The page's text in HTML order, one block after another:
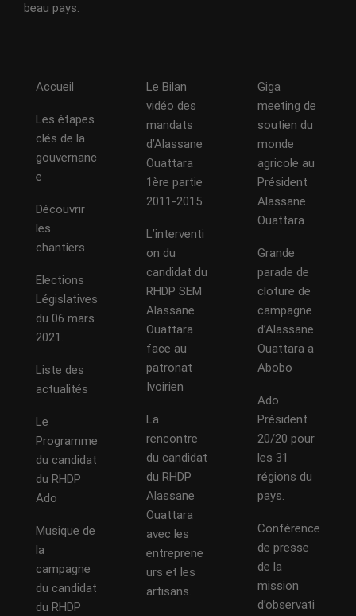
beau pays.
Accueil
Les étapes
clés de la
gouvernanc
e
Découvrir
les
chantiers
Elections
Législatives
du 06 mars
2021.
Liste des
actualités
Le
Programme
du candidat
du RHDP
Ado
Musique de
la
campagne
du candidat
du RHDP
Le Bilan
vidéo des
mandats
d’Alassane
Ouattara
1ère partie
2011-2015
L’interventi
on du
candidat du
RHDP SEM
Alassane
Ouattara
face au
patronat
Ivoirien
La
rencontre
du candidat
du RHDP
Alassane
Ouattara
avec les
entreprene
urs et les
artisans.
Giga
meeting de
soutien du
monde
agricole au
Président
Alassane
Ouattara
Grande
parade de
cloture de
campagne
d’Alassane
Ouattara a
Abobo
Ado
Président
20/20 pour
les 31
régions du
pays.
Conférence
de presse
de la
mission
d’observati